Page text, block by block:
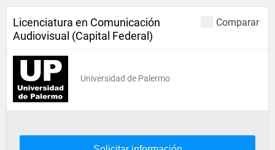
Comparar
Licenciatura en Comunicación
Audiovisual (Capital Federal)
Universidad de Palermo